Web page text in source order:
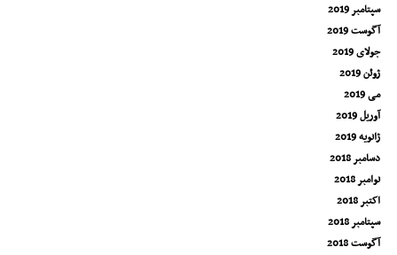
سپتامبر 2019
آگوست 2019
جولای 2019
ژوئن 2019
می 2019
آوریل 2019
ژانویه 2019
دسامبر 2018
نوامبر 2018
اکتبر 2018
سپتامبر 2018
آگوست 2018